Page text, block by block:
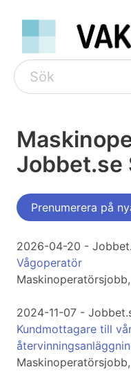
Jobbet.se
Prenumerera på
2026-04-20 -
Vågoperatör
2024-11-07 -
Kundmottagare till